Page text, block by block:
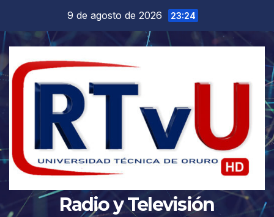
contenido
9 de agosto de 2026 23:24
Radio y Televisión